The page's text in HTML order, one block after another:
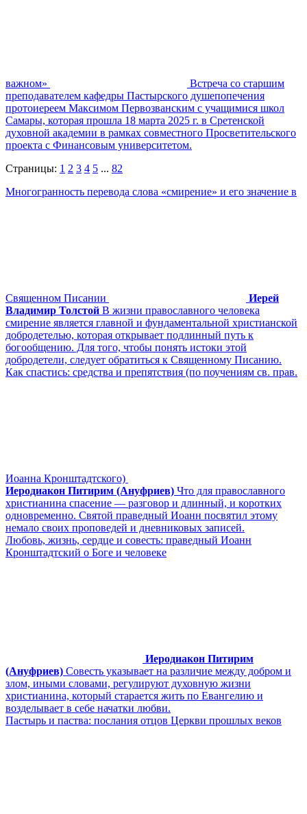
важном»
Встреча со старшим
преподавателем кафедры Пастырского душепопечения
протоиереем Максимом Первозванским с учащимися школ
Самары, которая прошла 18 марта 2025 г. в Сретенской
духовной академии в рамках совместного Просветительского
проекта с Финансовым университетом.
Страницы: 1 2 3 4 5 ... 82
Многогранность перевода слова «смирение» и его значение в
Священном Писании
Иерей
Владимир Толстой В жизни православного человека
смирение является главной и фундаментальной христианской
добродетелью, которая открывает подлинный путь к
богообщению. Для того, чтобы понять истоки этой
добродетели, следует обратиться к Священному Писанию.
Как спастись: средства и препятствия (по поучениям св. прав.
Иоанна Кронштадтского)
Иеродиакон Питирим (Ануфриев) Что для православного
христианина спасение — разговор и длинный, и коротких
одновременно. Святой праведный Иоанн посвятил этому
немало своих проповедей и дневниковых записей.
Любовь, жизнь, сердце и совесть: праведный Иоанн
Кронштадтский о Боге и человеке
Иеродиакон Питирим
(Ануфриев) Совесть указывает на различие между добром и
злом, иными словами, регулируют духовную жизни
христианина, который старается жить по Евангелию и
возделывает в себе начатки любви.
Пастырь и паства: послания отцов Церкви прошлых веков